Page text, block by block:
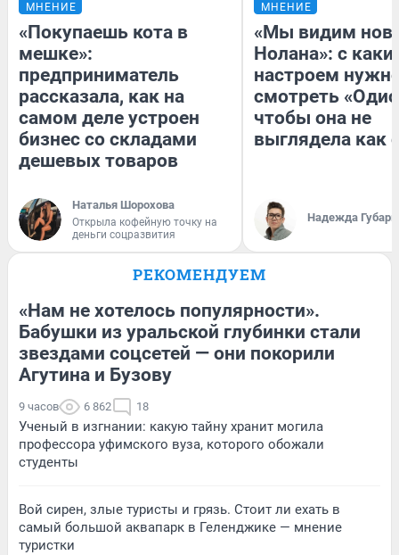
МНЕНИЕ
«Покупаешь кота в
мешке»:
предприниматель
рассказала, как на
самом деле устроен
бизнес со складами
дешевых товаров
Наталья Шорохова
Открыла кофейную точку на
деньги соцразвития
МНЕНИЕ
«Мы видим
Нолана»: с
настроем
смотреть
чтобы она не
выглядела как
Надежда Губарь
РЕКОМЕНДУЕМ
«Нам не хотелось популярности».
Бабушки из уральской глубинки стали
звездами соцсетей — они покорили
Агутина и Бузову
9 часов 6 862 18
Ученый в изгнании: какую тайну хранит могила
профессора уфимского вуза, которого обожали
студенты
Вой сирен, злые туристы и грязь. Стоит ли ехать в
самый большой аквапарк в Геленджике — мнение
туристки